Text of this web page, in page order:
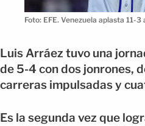
Foto: EFE. Venezuela aplasta 11-
Luis Arráez tuvo una
de 5-4 con dos jonrones,
carreras impulsadas y
Es la segunda vez que